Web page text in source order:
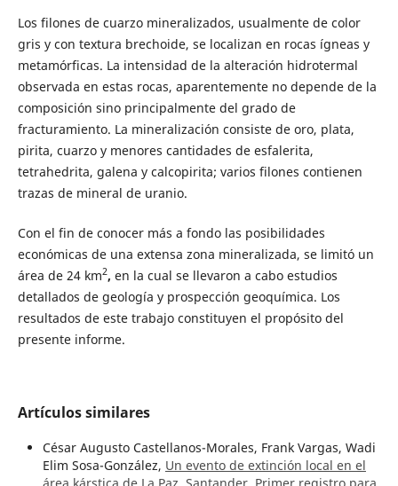
Los filones de cuarzo mineralizados, usualmente de color
gris y con textura brechoide, se localizan en rocas ígneas y
metamórficas. La intensidad de la alteración hidrotermal
observada en estas rocas, aparentemente no depende de la
composición sino principalmente del grado de
fracturamiento. La mineralización consiste de oro, plata,
pirita, cuarzo y menores cantidades de esfalerita,
tetrahedrita, galena y calcopirita; varios filones contienen
trazas de mineral de uranio.
Con el fin de conocer más a fondo las posibilidades
económicas de una extensa zona mineralizada, se limitó un
área de 24 km2, en la cual se llevaron a cabo estudios
detallados de geología y prospección geoquímica. Los
resultados de este trabajo constituyen el propósito del
presente informe.
Artículos similares
César Augusto Castellanos-Morales, Frank Vargas, Wadi
Elim Sosa-González, Un evento de extinción local en el
área kárstica de La Paz, Santander. Primer registro para